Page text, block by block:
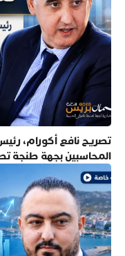
تصريح نافع أكورام،
المحاسبين بجهة طنجة